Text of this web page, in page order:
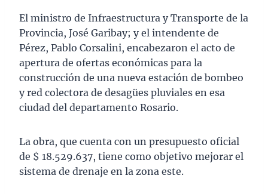
El ministro de Infraestructura y Transporte de la
Provincia, José Garibay; y el intendente de
Pérez, Pablo Corsalini, encabezaron el acto de
apertura de ofertas económicas para la
construcción de una nueva estación de bombeo
y red colectora de desagües pluviales en esa
ciudad del departamento Rosario.
La obra, que cuenta con un presupuesto oficial
de $ 18.529.637, tiene como objetivo mejorar el
sistema de drenaje en la zona este.